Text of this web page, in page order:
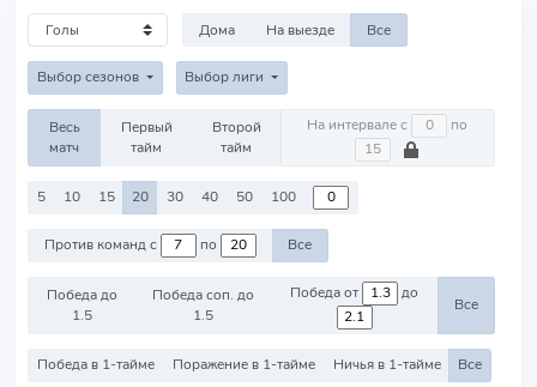
Дома На выезде Все
Выбор сезонов Выбор лиги
Весь
матч
Первый
тайм
Второй
тайм
На интервале с по
5 10 15 20 30 40 50 100
Против команд с по Все
Победа до
1.5
Победа соп. до
1.5
Победа от до
Все
Победа в 1-тайме Поражение в 1-тайме Ничья в 1-тайме Все